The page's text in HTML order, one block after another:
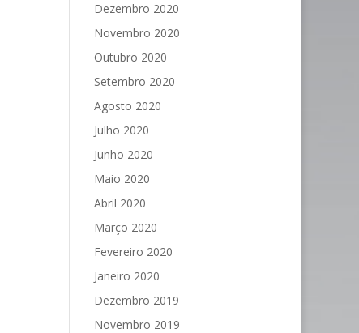
Dezembro 2020
Novembro 2020
Outubro 2020
Setembro 2020
Agosto 2020
Julho 2020
Junho 2020
Maio 2020
Abril 2020
Março 2020
Fevereiro 2020
Janeiro 2020
Dezembro 2019
Novembro 2019